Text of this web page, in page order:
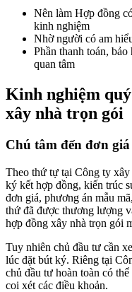
Nên làm Hợp đồng
kinh nghiệm
Nhờ người có am
Phần thanh toán,
quan tâm
Kinh nghiệm
xây nhà trọn gói
Chú tâm đến đơn
Theo thứ tự tại Công ty
ký kết hợp đồng, kiến trúc
đơn giá, phương án mẫu
thứ đã được thương lượng
hợp đồng xây nhà trọn gói
Tuy nhiên chủ đầu tư cần
lúc đặt bút ký. Riêng tại
chủ đầu tư hoàn toàn có
coi xét các điều khoản.